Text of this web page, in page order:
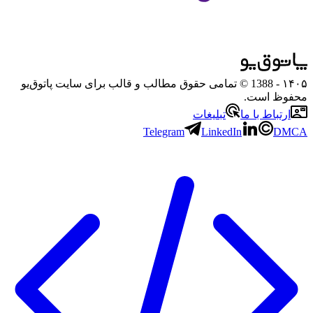
۱۴۰۵
- 1388 © تمامی حقوق مطالب و قالب برای سایت پاتوق‌یو
محفوظ است.
ارتباط با ما
تبلیغات
Telegram
LinkedIn DMCA